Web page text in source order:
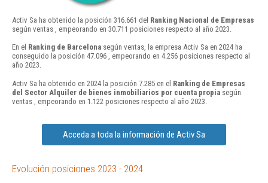
Activ Sa ha obtenido la posición 316.661 del Ranking Nacional de Empresas
según ventas , empeorando en 30.711 posiciones respecto al año 2023.
En el Ranking de Barcelona según ventas, la empresa Activ Sa en 2024 ha
conseguido la posición 47.096 , empeorando en 4.256 posiciones respecto al
año 2023.
Activ Sa ha obtenido en 2024 la posición 7.285 en el Ranking de Empresas
del Sector Alquiler de bienes inmobiliarios por cuenta propia según
ventas , empeorando en 1.122 posiciones respecto al año 2023.
Acceda a toda la información de Activ Sa
Evolución posiciones 2023 - 2024